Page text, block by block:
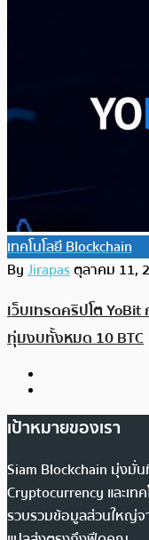
เทคโนโลยี Blockchain
ByJirapasตุลาคม 11,
เว็บเทรดคริปโต
ทุ่มงบทั้งหมด 10 BTC
เป้าหมายของเรา
Siam Blockchain มุ่งมั่
Cryptocurrency และเท
รวบรวมข้อมูลส่วนใหญ่จ